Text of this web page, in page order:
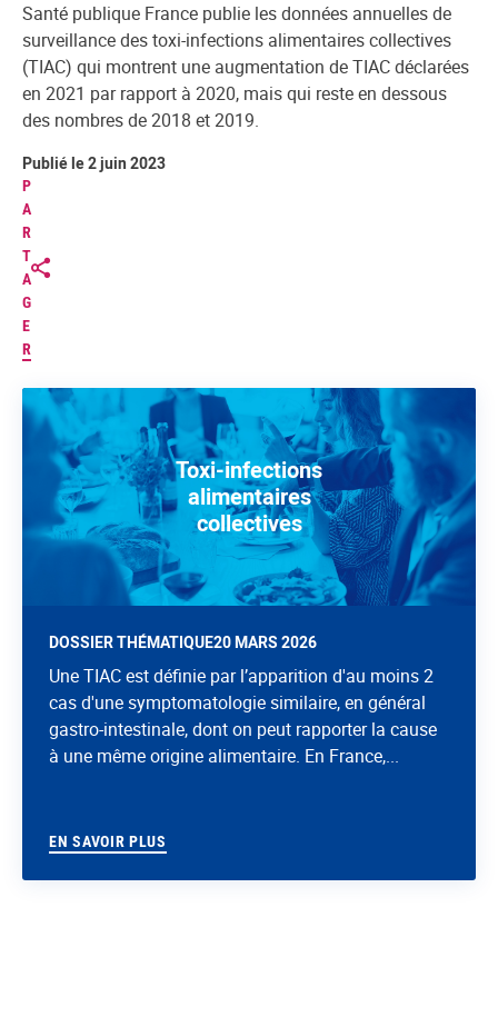
Santé publique France publie les données annuelles de
surveillance des toxi-infections alimentaires collectives
(TIAC) qui montrent une augmentation de TIAC déclarées
en 2021 par rapport à 2020, mais qui reste en dessous
des nombres de 2018 et 2019.
P
A
R
T
A
G
E
R
Publié le 2 juin 2023
Toxi-infections
alimentaires
collectives
DOSSIER THÉMATIQUE20 MARS 2026
Une TIAC est définie par l’apparition d'au moins 2
cas d'une symptomatologie similaire, en général
gastro-intestinale, dont on peut rapporter la cause
à une même origine alimentaire. En France,...
EN SAVOIR PLUS